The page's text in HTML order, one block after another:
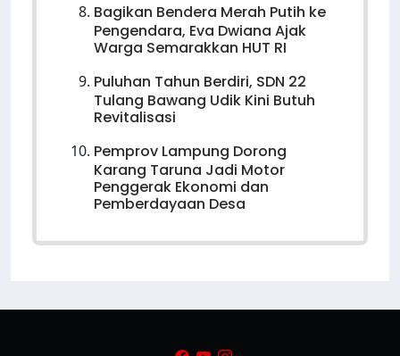
Bagikan Bendera Merah Putih ke
Pengendara, Eva Dwiana Ajak
Warga Semarakkan HUT RI
Puluhan Tahun Berdiri, SDN 22
Tulang Bawang Udik Kini Butuh
Revitalisasi
Pemprov Lampung Dorong
Karang Taruna Jadi Motor
Penggerak Ekonomi dan
Pemberdayaan Desa